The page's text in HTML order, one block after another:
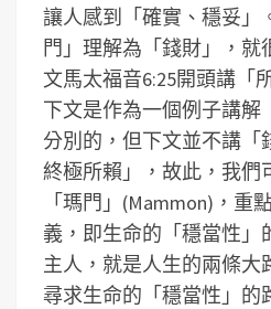
讓人感到「確實、穩妥」
門」理解為「錢財」，就
文馬太福音6:25開頭講「
下文是作為一個例子講解
分別的，但下文並不講「
終極所賴」，故此，我們
「瑪門」(Mammon)，重
義，即生命的「穩當性」
主人，就是人生的兩條大
尋求生命的「穩當性」的